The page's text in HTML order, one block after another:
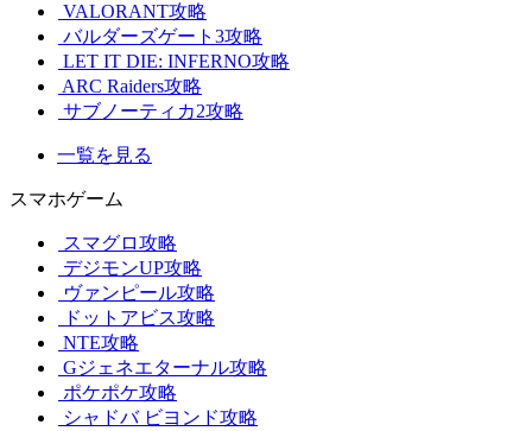
VALORANT攻略
バルダーズゲート3攻略
LET IT DIE: INFERNO攻略
ARC Raiders攻略
サブノーティカ2攻略
一覧を見る
スマホゲーム
スマグロ攻略
デジモンUP攻略
ヴァンピール攻略
ドットアビス攻略
NTE攻略
Gジェネエターナル攻略
ポケポケ攻略
シャドバ ビヨンド攻略